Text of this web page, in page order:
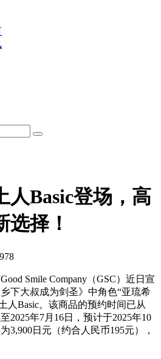
人Basic登场，高
择！
978
Smile Company（GSC）近日宣
下大叔成为剑圣》中角色“亚琉希
人Basic。该商品的预约时间已从
2025年7月16日，预计于2025年10
3,900日元（约合人民币195元），